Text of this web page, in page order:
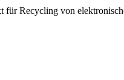
für Recycling von